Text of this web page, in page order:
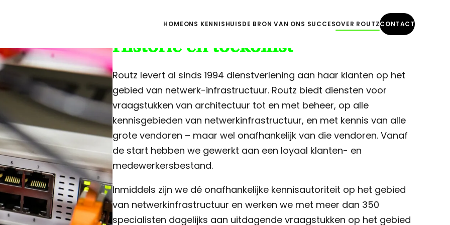
HOMEONS KENNISHUISDE BRON VAN ONS SUCCESOVER ROUTZCONTACT
Historie en toekomst
Routz levert al sinds 1994 dienstverlening aan haar klanten op het
gebied van netwerk-infrastructuur. Routz biedt diensten voor
vraagstukken van architectuur tot en met beheer, op alle
kennisgebieden van netwerkinfrastructuur, en met kennis van alle
grote vendoren – maar wel onafhankelijk van die vendoren. Vanaf
de start hebben we gewerkt aan een loyaal klanten- en
medewerkersbestand.
Inmiddels zijn we dé onafhankelijke kennisautoriteit op het gebied
van netwerkinfrastructuur en werken we met meer dan 350
specialisten dagelijks aan uitdagende vraagstukken op het gebied